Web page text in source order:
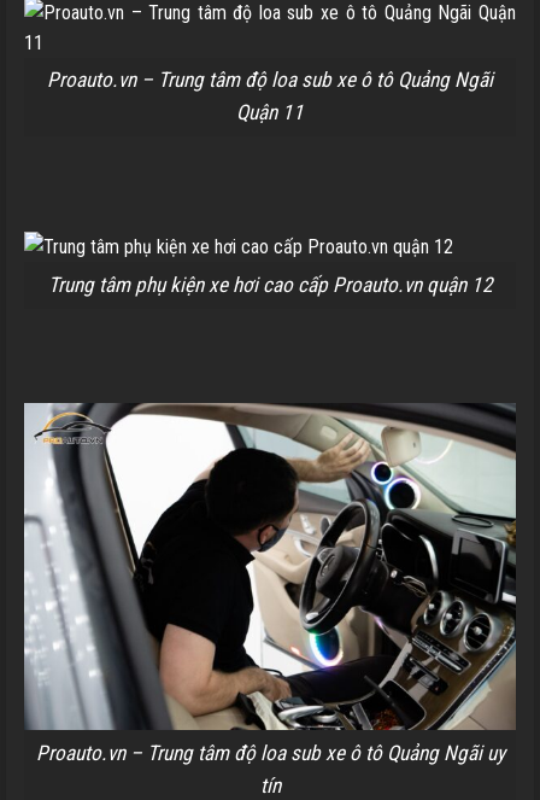
Proauto.vn – Trung tâm độ loa sub xe ô tô Quảng Ngãi
Quận 11
Trung tâm phụ kiện xe hơi cao cấp Proauto.vn quận 12
Proauto.vn – Trung tâm độ loa sub xe ô tô Quảng Ngãi uy
tín